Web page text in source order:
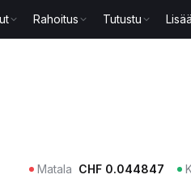
Rahoitus Tutustu
Matala CHF 0.044847